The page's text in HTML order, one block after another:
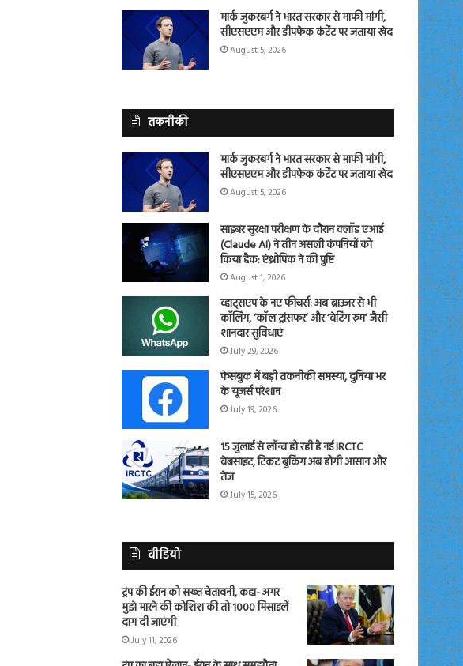
मार्क जुकरबर्ग ने भारत सरकार से माफी मांगी,
सीएसएएम और डीपफेक कंटेंट पर जताया खेद
August 5, 2026
तकनीकी
मार्क जुकरबर्ग ने भारत सरकार से माफी मांगी,
सीएसएएम और डीपफेक कंटेंट पर जताया खेद
August 5, 2026
साइबर सुरक्षा परीक्षण के दौरान क्लॉड एआई
(Claude AI) ने तीन असली कंपनियों को
किया हैक: एंथ्रोपिक ने की पुष्टि
August 1, 2026
व्हाट्सएप के नए फीचर्स: अब ब्राउजर से भी
कॉलिंग, ‘कॉल ट्रांसफर’ और ‘वेटिंग रूम’ जैसी
शानदार सुविधाएं
July 29, 2026
फेसबुक में बड़ी तकनीकी समस्या, दुनिया भर
के यूजर्स परेशान
July 19, 2026
15 जुलाई से लॉन्च हो रही है नई IRCTC
वेबसाइट, टिकट बुकिंग अब होगी आसान और
तेज
July 15, 2026
वीडियो
ट्रंप की ईरान को सख्त चेतावनी, कहा- अगर
मुझे मारने की कोशिश की तो 1000 मिसाइलें
दाग दी जाएंगी
July 11, 2026